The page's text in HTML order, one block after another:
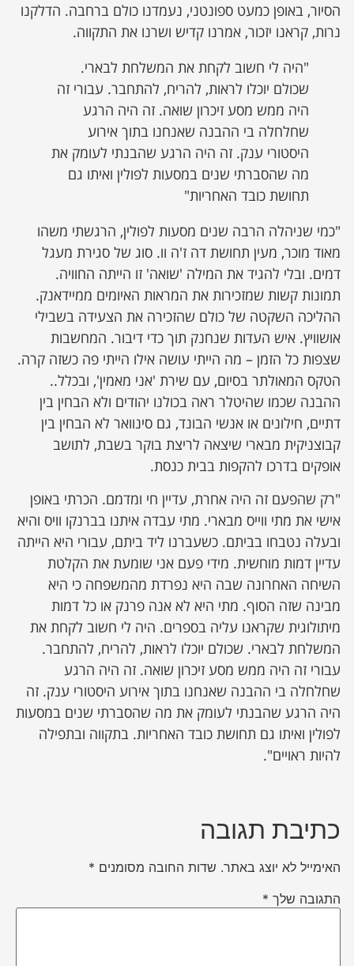
הסיור, באופן כמעט ספונטני, נעמדנו כולם ברחבה. הדלקנו
נרות, קראנו יזכור, אמרנו קדיש ושרנו את התקווה.
"היה לי חשוב לקחת את המשלחת לבארי.
שכולם יוכלו לראות, להריח, להתחבר. עבורי זה
היה ממש מסע זיכרון שואה. זה היה הרגע
שחלחלה בי ההבנה שאנחנו בתוך אירוע
היסטורי ענק. זה היה הרגע שהבנתי לעומק את
מה שהסברתי שנים במסעות לפולין ואיתו גם
תחושת כובד האחריות"
"כמי שניהלה הרבה שנים מסעות לפולין, הרגשתי משהו
מאוד מוכר, מעין תחושת דה ז'ה וו. סוג של סגירת מעגל
דמים. ובלי להגיד את המילה 'שואה' זו הייתה החוויה.
תמונות קשות שמזכירות את המראות האיומים ממיידאנק.
ההליכה השקטה של כולם שהזכירה את הצעידה בשבילי
אושוויץ. איש העדות שנחנק תוך כדי דיבור. המחשבות
שצפות כל הזמן – מה הייתי עושה אילו הייתי פה כשזה קרה.
הטקס המאולתר בסיום, עם שירת 'אני מאמין', ובכלל..
ההבנה שכמו שהיטלר ראה בכולנו יהודים ולא הבחין בין
דתיים, חילונים או אנשי הבונד, גם סינוואר לא הבחין בין
קבוצניקית מבארי שיצאה לריצת בוקר בשבת, לתושב
אופקים בדרכו להקפות בבית כנסת.
"רק שהפעם זה היה אחרת, עדיין חי ומדמם. הכרתי באופן
אישי את מתי ווייס מבארי. מתי עבדה איתנו בברנקו וויס והיא
ובעלה נטבחו בביתם. כשעברנו ליד ביתם, עבורי היא הייתה
עדיין דמות מוחשית. מידי פעם אני שומעת את הקלטת
השיחה האחרונה שבה היא נפרדת מהמשפחה כי היא
מבינה שזה הסוף. מתי היא לא אנה פרנק או כל דמות
מיתולוגית שקראנו עליה בספרים. היה לי חשוב לקחת את
המשלחת לבארי. שכולם יוכלו לראות, להריח, להתחבר.
עבורי זה היה ממש מסע זיכרון שואה. זה היה הרגע
שחלחלה בי ההבנה שאנחנו בתוך אירוע היסטורי ענק. זה
היה הרגע שהבנתי לעומק את מה שהסברתי שנים במסעות
לפולין ואיתו גם תחושת כובד האחריות. בתקווה ובתפילה
להיות ראויים".
כתיבת תגובה
האימייל לא יוצג באתר. שדות החובה מסומנים *
התגובה שלך *